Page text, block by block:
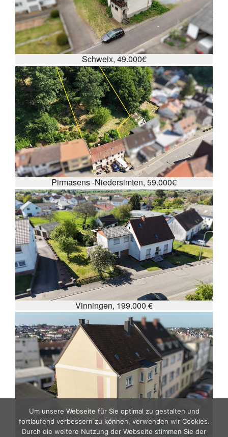
Schweix, 49.000€
Pirmasens -Niedersimten, 59.000€
Vinningen, 199.000 €
Um unsere Webseite für Sie optimal zu gestalten und
fortlaufend verbessern zu können, verwenden wir Cookies.
Durch die weitere Nutzung der Webseite stimmen Sie der